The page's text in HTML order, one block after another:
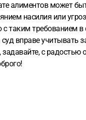
алиментов может
насилия или
таким требованием
вправе
задавайте, с